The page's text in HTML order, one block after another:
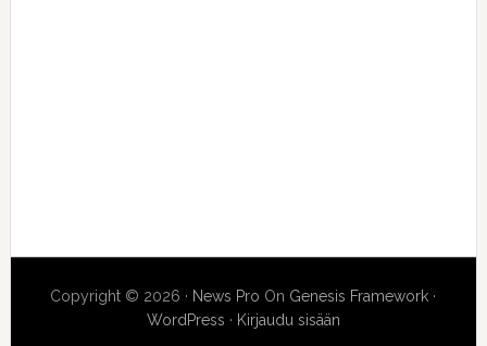
Copyright © 2026 · News Pro On Genesis Framework ·
WordPress · Kirjaudu sisään